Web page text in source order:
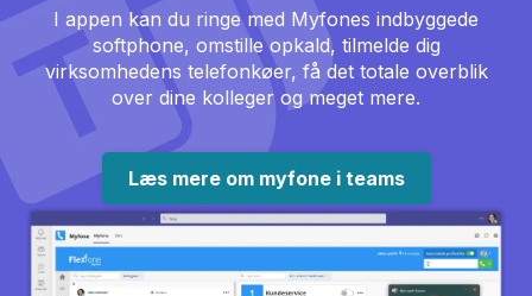
I appen kan du ringe med Myfones indbyggede
softphone, omstille opkald, tilmelde dig
virksomhedens telefonkøer, få det totale overblik
over dine kolleger og meget mere.
Læs mere om myfone i teams